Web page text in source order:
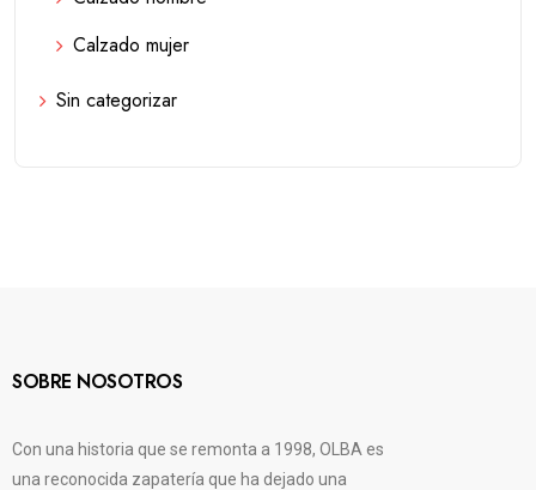
Calzado mujer
Sin categorizar
SOBRE NOSOTROS
Con una historia que se remonta a 1998, OLBA es
una reconocida zapatería que ha dejado una